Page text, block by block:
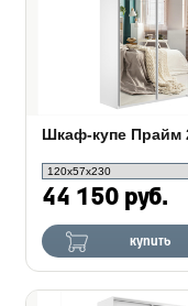
44 150 руб.
купить